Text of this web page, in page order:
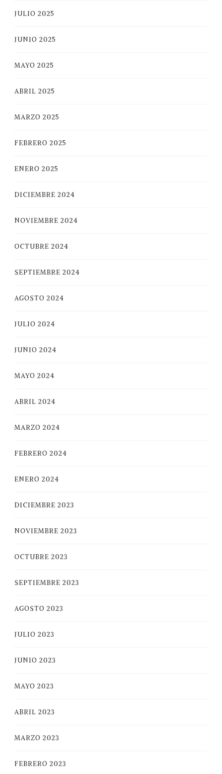
JULIO 2025
JUNIO 2025
MAYO 2025
ABRIL 2025
MARZO 2025
FEBRERO 2025
ENERO 2025
DICIEMBRE 2024
NOVIEMBRE 2024
OCTUBRE 2024
SEPTIEMBRE 2024
AGOSTO 2024
JULIO 2024
JUNIO 2024
MAYO 2024
ABRIL 2024
MARZO 2024
FEBRERO 2024
ENERO 2024
DICIEMBRE 2023
NOVIEMBRE 2023
OCTUBRE 2023
SEPTIEMBRE 2023
AGOSTO 2023
JULIO 2023
JUNIO 2023
MAYO 2023
ABRIL 2023
MARZO 2023
FEBRERO 2023